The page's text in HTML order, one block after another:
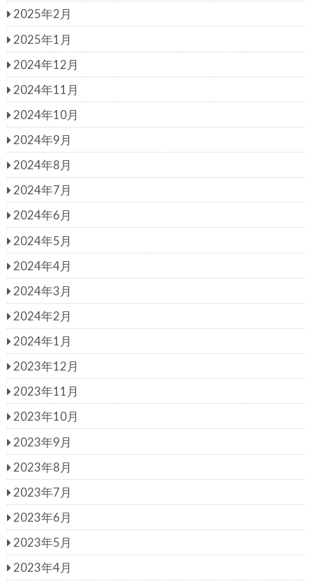
2025年2月
2025年1月
2024年12月
2024年11月
2024年10月
2024年9月
2024年8月
2024年7月
2024年6月
2024年5月
2024年4月
2024年3月
2024年2月
2024年1月
2023年12月
2023年11月
2023年10月
2023年9月
2023年8月
2023年7月
2023年6月
2023年5月
2023年4月